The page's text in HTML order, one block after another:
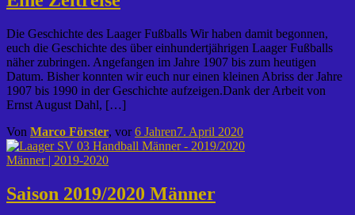
Die Geschichte des Laager Fußballs Wir haben damit begonnen,
euch die Geschichte des über einhundertjährigen Laager Fußballs
näher zubringen. Angefangen im Jahre 1907 bis zum heutigen
Datum. Bisher konnten wir euch nur einen kleinen Abriss der Jahre
1907 bis 1990 in der Geschichte aufzeigen.Dank der Arbeit von
Ernst August Dahl, […]
Von Marco Förster, vor6 Jahren7. April 2020
Männer | 2019-2020
Saison 2019/2020 Männer